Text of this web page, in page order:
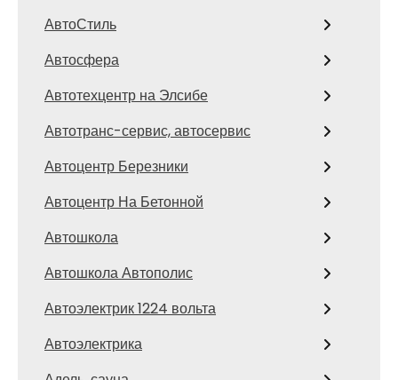
АвтоСтиль
Автосфера
Автотехцентр на Элсибе
Автотранс-сервис, автосервис
Автоцентр Березники
Автоцентр На Бетонной
Автошкола
Автошкола Автополис
Автоэлектрик 1224 вольта
Автоэлектрика